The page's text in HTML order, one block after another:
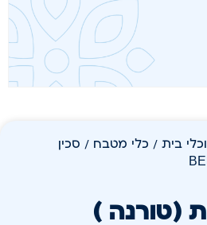
בית / כלי מטבח / סכין
(טורנה )